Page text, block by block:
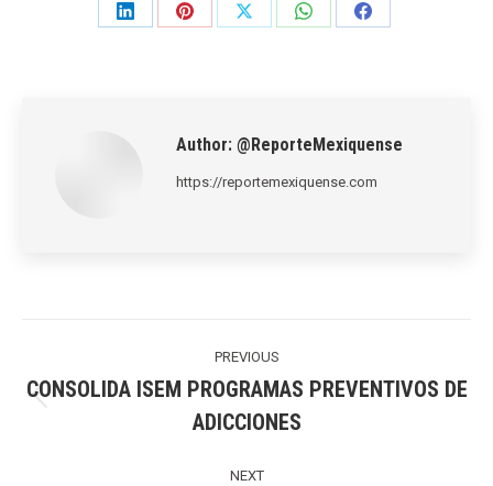
Share
Share
Share
Share
Share
Author: @ReporteMexiquense
https://reportemexiquense.com
PREVIOUS
post:
CONSOLIDA ISEM PROGRAMAS PREVENTIVOS DE
ADICCIONES
NEXT